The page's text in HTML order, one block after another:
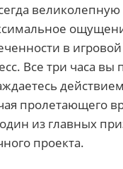
в игровой
Все три часа вы
пролетающего
из главных
проекта.